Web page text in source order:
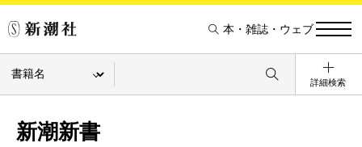
本・雑誌・ウェブ
詳細検索
新潮新書